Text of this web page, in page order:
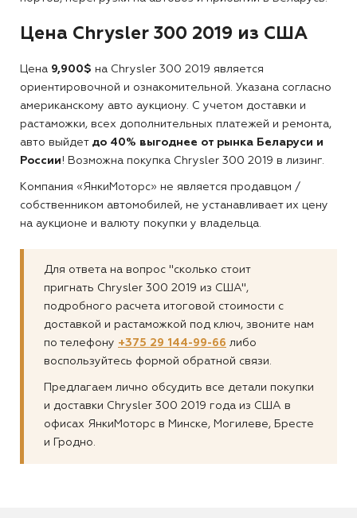
Цена Chrysler 300 2019 из США
Цена 9,900$ на Chrysler 300 2019 является
ориентировочной и ознакомительной. Указана согласно
американскому авто аукциону. С учетом доставки и
растаможки, всех дополнительных платежей и ремонта,
авто выйдет до 40% выгоднее от рынка Беларуси и
России! Возможна покупка Chrysler 300 2019 в лизинг.
Компания «ЯнкиМоторс» не является продавцом /
собственником автомобилей, не устанавливает их цену
на аукционе и валюту покупки у владельца.
Для ответа на вопрос "сколько стоит
пригнать Chrysler 300 2019 из США",
подробного расчета итоговой стоимости с
доставкой и растаможкой под ключ, звоните нам
по телефону +375 29 144-99-66 либо
воспользуйтесь формой обратной связи.
Предлагаем лично обсудить все детали покупки
и доставки Chrysler 300 2019 года из США в
офисах ЯнкиМоторс в Минске, Могилеве, Бресте
и Гродно.